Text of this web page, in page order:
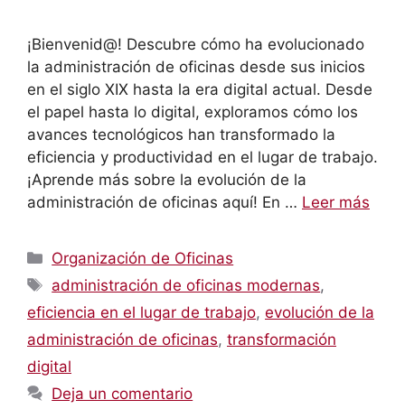
¡Bienvenid@! Descubre cómo ha evolucionado
la administración de oficinas desde sus inicios
en el siglo XIX hasta la era digital actual. Desde
el papel hasta lo digital, exploramos cómo los
avances tecnológicos han transformado la
eficiencia y productividad en el lugar de trabajo.
¡Aprende más sobre la evolución de la
administración de oficinas aquí! En … Leer más
Categorías
Organización de Oficinas
Etiquetas
administración de oficinas modernas,
eficiencia en el lugar de trabajo, evolución de la
administración de oficinas, transformación
digital
Deja un comentario